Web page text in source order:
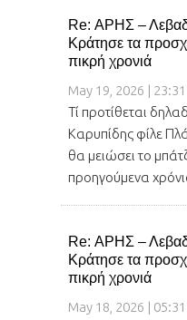
Re: ΑΡΗΣ –
Κράτησε τα
πικρή χρονιά
May 19, 2026 |
Τί προτίθεται
Καρυπίδης φίλε
θα μειώσει το
προηγούμενα
Re: ΑΡΗΣ –
Κράτησε τα
πικρή χρονιά
May 18, 2026 |